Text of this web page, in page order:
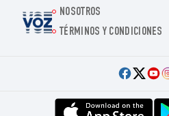
Voz.us
NOSOTROS
TÉRMINOS Y CONDICIONES